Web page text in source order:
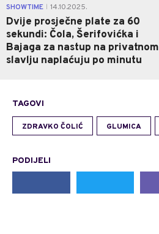
SHOWTIME 14.10.2025.
Dvije prosječne plate za 60
sekundi: Čola, Šerifovićka i
Bajaga za nastup na privatnom
slavlju naplaćuju po minutu
TAGOVI
ZDRAVKO ČOLIĆ GLUMICA
PODIJELI